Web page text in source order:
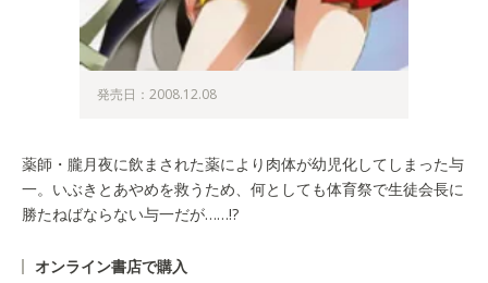
発売日：2008.12.08
薬師・朧月夜に飲まされた薬により肉体が幼児化してしまった与
一。いぶきとあやめを救うため、何としても体育祭で生徒会長に
勝たねばならない与一だが……!?
オンライン書店で購入